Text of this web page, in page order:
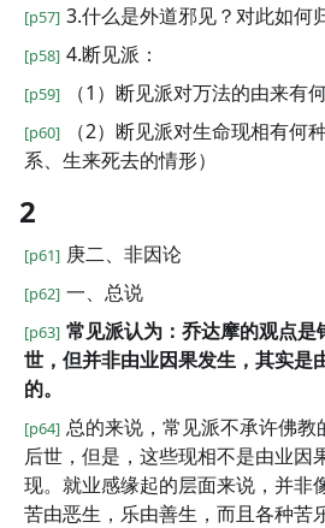
[p57] 3.什么是外道邪见？对此如何
[p58] 4.断见派：
[p59] （1）断见派对万法的由来有
[p60]
（2）断见派对生命现相有何
系、生来死去的情形）
2
[p61] 庚二、非因论
[p62] 一、总说
[p63] 常见派认为：乔达摩的观点是
世，但并非由业因果发生，其实是
的。
[p64] 总的来说，常见派不承许佛
后世，但是，这些现相不是由业因
现。就业感缘起的层面来说，并非
苦由恶生，乐由善生，而且各种苦